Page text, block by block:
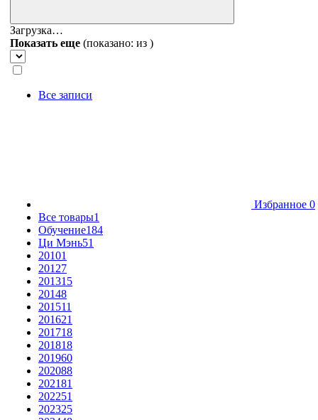
Загрузка…
Показать еще (показано: из )
Все записи
Избранное 0
Все товары1
Обучение184
Ци Мэнь51
20101
20127
201315
20148
201511
201621
201718
201818
201960
202088
202181
202251
202325